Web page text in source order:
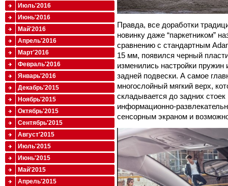
Правда, все доработки
новинку даже “паркетником”
сравнению с стандартным
15 мм, появился черный
изменились настройки пружин
задней подвески. А самое
многослойный мягкий верх,
складывается до задних
информационно-
сенсорным экраном и
Июль'2016
Июнь'2016
Май'2016
Апрель'2016
Март'2016
Февраль'2016
Январь'2016
Декабрь'2015
Ноябрь'2015
Октябрь'2015
Сентябрь'2015
Август'2015
Июль'2015
Июнь'2015
Май'2015
Апрель'2015